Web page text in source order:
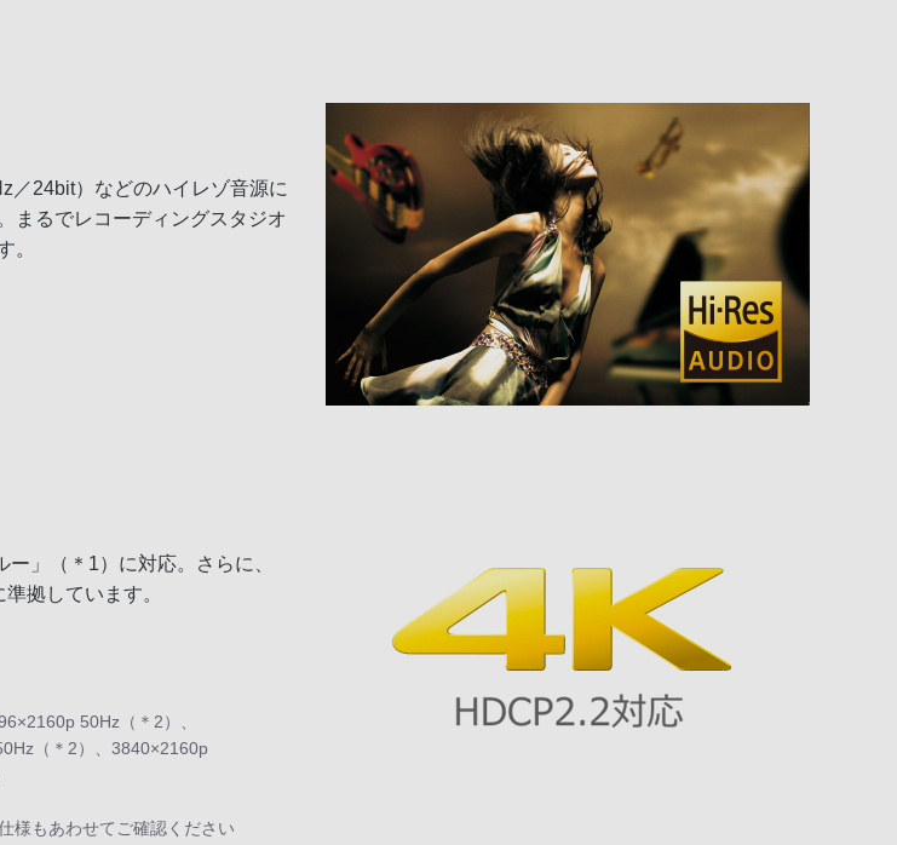
／24bit）などのハイレゾ音源に
まるでレコーディングスタジオ
。
」（＊1）に対応。さらに、
拠しています。
50Hz（＊2）、
（＊2）、3840×2160p
様もあわせてご確認ください